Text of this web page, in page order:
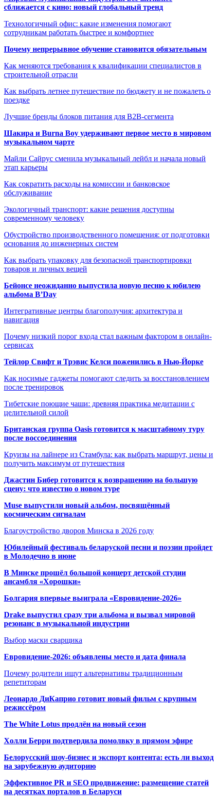
сближается с кино: новый глобальный тренд
Технологичный офис: какие изменения помогают
сотрудникам работать быстрее и комфортнее
Почему непрерывное обучение становится обязательным
Как меняются требования к квалификации специалистов в
строительной отрасли
Как выбрать летнее путешествие по бюджету и не пожалеть о
поездке
Лучшие бренды блоков питания для B2B-сегмента
Шакира и Burna Boy удерживают первое место в мировом
музыкальном чарте
Майли Сайрус сменила музыкальный лейбл и начала новый
этап карьеры
Как сократить расходы на комиссии и банковское
обслуживание
Экологичный транспорт: какие решения доступны
современному человеку
Обустройство производственного помещения: от подготовки
основания до инженерных систем
Как выбрать упаковку для безопасной транспортировки
товаров и личных вещей
Бейонсе неожиданно выпустила новую песню к юбилею
альбома B’Day
Интегративные центры благополучия: архитектура и
навигация
Почему низкий порог входа стал важным фактором в онлайн-
сервисах
Тейлор Свифт и Трэвис Келси поженились в Нью-Йорке
Как носимые гаджеты помогают следить за восстановлением
после тренировок
Тибетские поющие чаши: древняя практика медитации с
целительной силой
Британская группа Oasis готовится к масштабному туру
после воссоединения
Круизы на лайнере из Стамбула: как выбрать маршрут, цены и
получить максимум от путешествия
Джастин Бибер готовится к возвращению на большую
сцену: что известно о новом туре
Muse выпустили новый альбом, посвящённый
космическим сигналам
Благоустройство дворов Минска в 2026 году
Юбилейный фестиваль беларуской песни и поэзии пройдет
в Молодечно в июне
В Минске прошёл большой концерт детской студии
ансамбля «Хорошки»
Болгария впервые выиграла «Евровидение-2026»
Drake выпустил сразу три альбома и вызвал мировой
резонанс в музыкальной индустрии
Выбор маски сварщика
Евровидение-2026: объявлены место и дата финала
Почему родители ищут альтернативы традиционным
репетиторам
Леонардо ДиКаприо готовит новый фильм с крупным
режиссёром
The White Lotus продлён на новый сезон
Холли Берри подтвердила помолвку в прямом эфире
Белорусский шоу-бизнес и экспорт контента: есть ли выход
на зарубежную аудиторию
Эффективное PR и SEO продвижение: размещение статей
на десятках порталов в Беларуси